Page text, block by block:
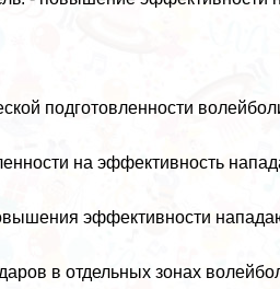
подготовленности
на эффективность
эффективности
в отдельных зонах